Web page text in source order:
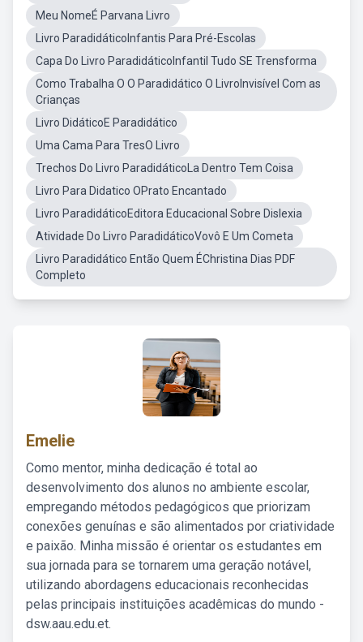
Meu NomeÉ Parvana Livro
Livro ParadidáticoInfantis Para Pré-Escolas
Capa Do Livro ParadidáticoInfantil Tudo SE Trensforma
Como Trabalha O O Paradidático O LivroInvisível Com as
Crianças
Livro DidáticoE Paradidático
Uma Cama Para TresO Livro
Trechos Do Livro ParadidáticoLa Dentro Tem Coisa
Livro Para Didatico OPrato Encantado
Livro ParadidáticoEditora Educacional Sobre Dislexia
Atividade Do Livro ParadidáticoVovô E Um Cometa
Livro Paradidático Então Quem ÉChristina Dias PDF
Completo
Emelie
Como mentor, minha dedicação é total ao
desenvolvimento dos alunos no ambiente escolar,
empregando métodos pedagógicos que priorizam
conexões genuínas e são alimentados por criatividade
e paixão. Minha missão é orientar os estudantes em
sua jornada para se tornarem uma geração notável,
utilizando abordagens educacionais reconhecidas
pelas principais instituições acadêmicas do mundo -
dsw.aau.edu.et.